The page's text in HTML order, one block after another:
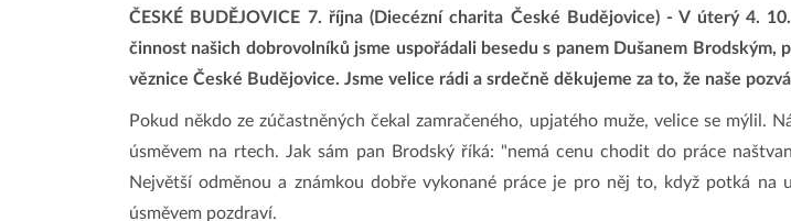
ČESKÉ BUDĚJOVICE 7. října (Diecézní charita České Budějovice) - V úterý 4.
činnost našich dobrovolníků jsme uspořádali besedu s panem Dušanem
věznice České Budějovice. Jsme velice rádi a srdečně děkujeme za to, že naše
Pokud někdo ze zúčastněných čekal zamračeného, upjatého muže, velice se
úsměvem na rtech. Jak sám pan Brodský říká: "nemá cenu chodit do práce
Největší odměnou a známkou dobře vykonané práce je pro něj to, když potká
úsměvem pozdraví.